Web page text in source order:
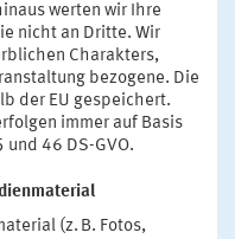
werten wir Ihre
nicht an Dritte. Wir
Charakters,
bezogene. Die
der EU gespeichert.
immer auf Basis
46 DS-GVO.
(z. B. Fotos,